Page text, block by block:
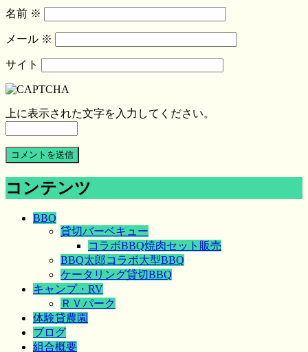
名前 ※
メール ※
サイト
上に表示された文字を入力してください。
コンテンツ
BBQ
貸切バーベキュー
コラボBBQ焼肉セット販売
BBQ太郎コラボ大型BBQ
ケータリング貸切BBQ
キャンプ・RV
ＲＶパーク
体験貸農園
ブログ
組合概要